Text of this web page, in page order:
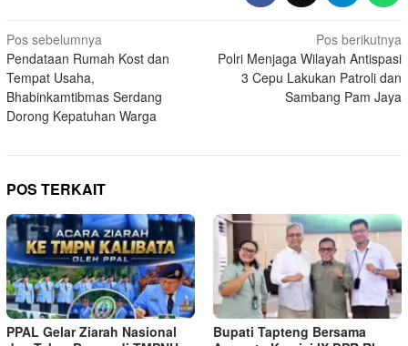
Navigasi
pos
Pos sebelumnya
Pendataan Rumah Kost dan
Tempat Usaha,
Bhabinkamtibmas Serdang
Dorong Kepatuhan Warga
Pos berikutnya
Polri Menjaga Wilayah Antispasi
3 Cepu Lakukan Patroli dan
Sambang Pam Jaya
POS TERKAIT
PPAL Gelar Ziarah Nasional
Bupati Tapteng Bersama